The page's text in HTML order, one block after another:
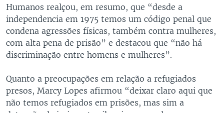
Humanos realçou, em resumo, que “desde a
independencia em 1975 temos um código penal que
condena agressões físicas, também contra mulheres,
com alta pena de prisão” e destacou que “não há
discriminação entre homens e mulheres”.
Quanto a preocupações em relação a refugiados
presos, Marcy Lopes afirmou “deixar claro aqui que
não temos refugiados em prisões, mas sim a